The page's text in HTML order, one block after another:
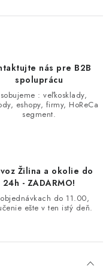
nás pre B2B
spoluprácu
: veľkosklady,
eshopy, firmy, HoReCa
segment.
Žilina a okolie do
24h - ZADARMO!
do 11.00,
ešte v ten istý deň.